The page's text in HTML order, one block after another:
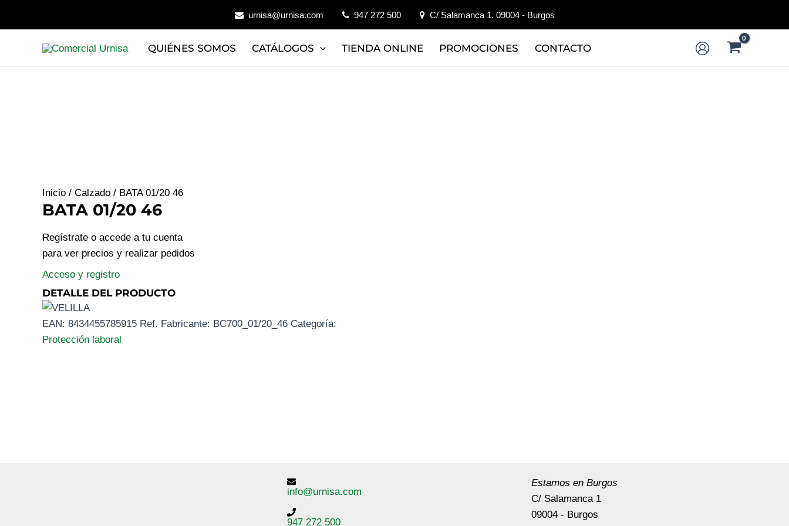
urnisa@urnisa.com 947 272 500 C/ Salamanca 1. 09004 - Burgos
QUIÉNES SOMOS CATÁLOGOS TIENDA ONLINE PROMOCIONES CONTACTO
Inicio / Calzado / BATA 01/20 46
BATA 01/20 46
Regístrate o accede a tu cuenta
para ver precios y realizar pedidos
Acceso y registro
DETALLE DEL PRODUCTO
EAN: 8434455785915 Ref. Fabricante: BC700_01/20_46 Categoría:
Protección laboral
info@urnisa.com
947 272 500
Estamos en Burgos
C/ Salamanca 1
09004 - Burgos